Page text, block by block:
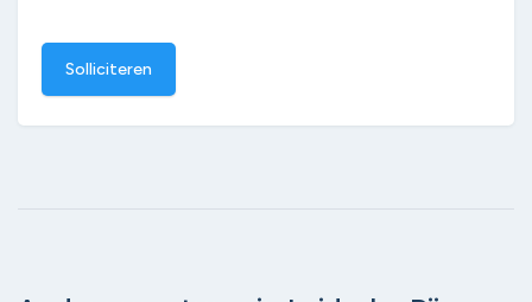
Solliciteren